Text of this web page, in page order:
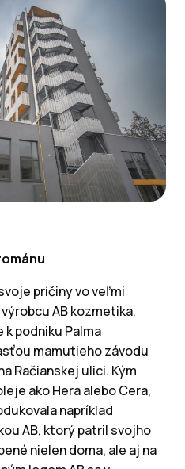
príčiny vo veľmi
AB kozmetika.
podniku Palma
mamutieho závodu
Račianskej ulici. Kým
ako Hera alebo Cera,
napríklad
AB, ktorý patril svojho
nielen doma, ale aj na